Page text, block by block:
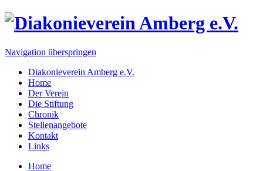
Navigation überspringen
Diakonieverein Amberg e.V.
Home
Der Verein
Die Stiftung
Chronik
Stellenangebote
Kontakt
Links
Home